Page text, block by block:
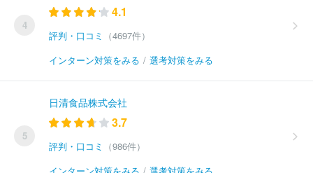
4
4.1
評判・口コミ
（4697件）
インターン対策をみる / 選考対策をみる
5
日清食品株式会社
3.7
評判・口コミ
（986件）